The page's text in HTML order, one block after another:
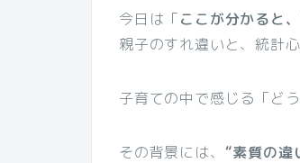
今日は「ここが分かると
親子のすれ違いと、統計
子育ての中で感じる「ど
その背景には、 “素質の違